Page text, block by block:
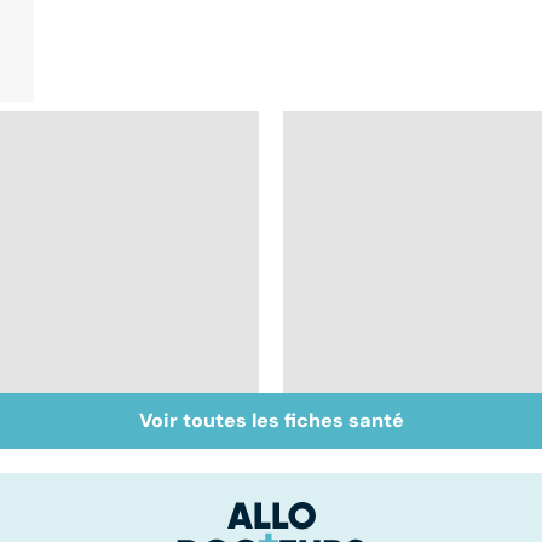
Acidité, brûlures,
crampes... quand
La stomie : un court-
circuit dans la
Voir toutes les fiches santé